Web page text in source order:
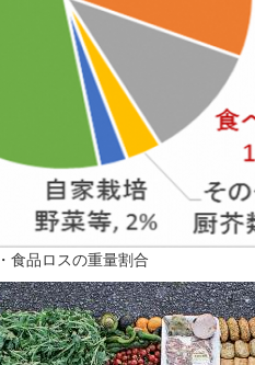
食品ロスの重量割合